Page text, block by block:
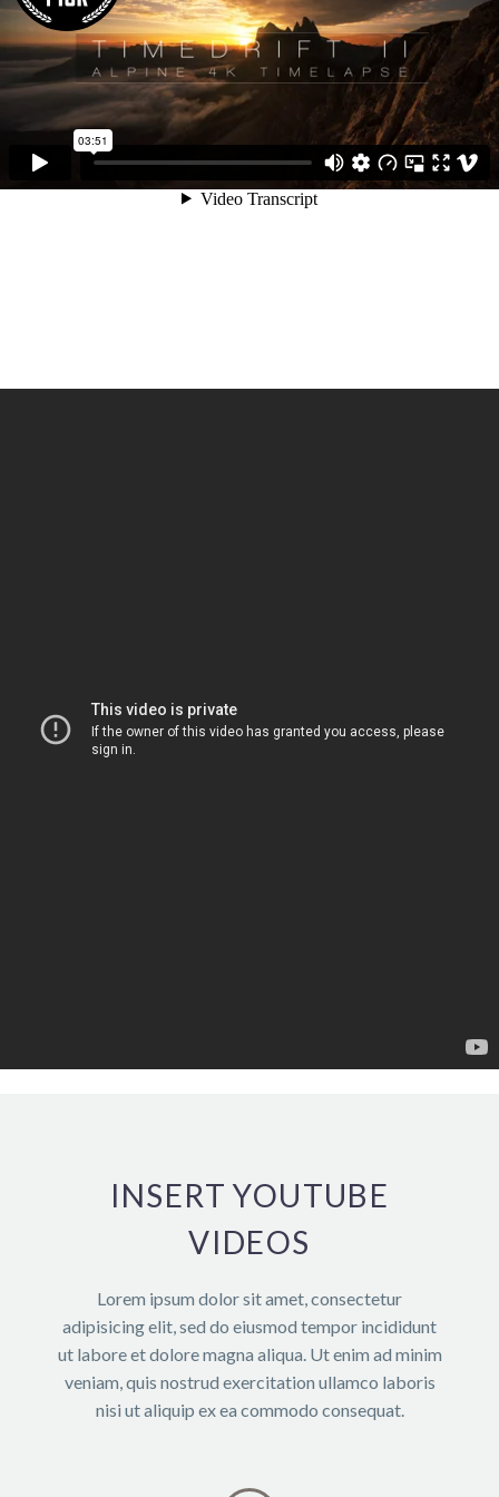
INSERT YOUTUBE
VIDEOS
Lorem ipsum dolor sit amet, consectetur
adipisicing elit, sed do eiusmod tempor incididunt
ut labore et dolore magna aliqua. Ut enim ad minim
veniam, quis nostrud exercitation ullamco laboris
nisi ut aliquip ex ea commodo consequat.